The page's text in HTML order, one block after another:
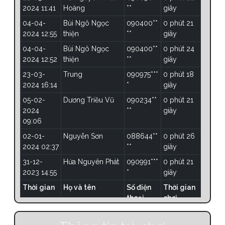
2024 11:41
Hoàng
**
giây
04-04-
2024 12:55
Bùi Ngô Ngọc
thiện
090400**
**
0 phút 21
giây
04-04-
2024 12:52
Bùi Ngô Ngọc
thiện
090400**
**
0 phút 24
giây
23-03-
2024 16:14
Trung
090975***
*
0 phút 18
giây
05-02-
2024
09:06
Dương Triều Vũ
090234**
**
0 phút 21
giây
02-01-
2024 02:37
Nguyễn Sơn
088644**
**
0 phút 26
giây
31-12-
2023 14:55
Hứa Nguyên Phát
090991***
*
0 phút 21
giây
Thời gian
Họ và tên
Số điện
thoại
Thời gian
chơi